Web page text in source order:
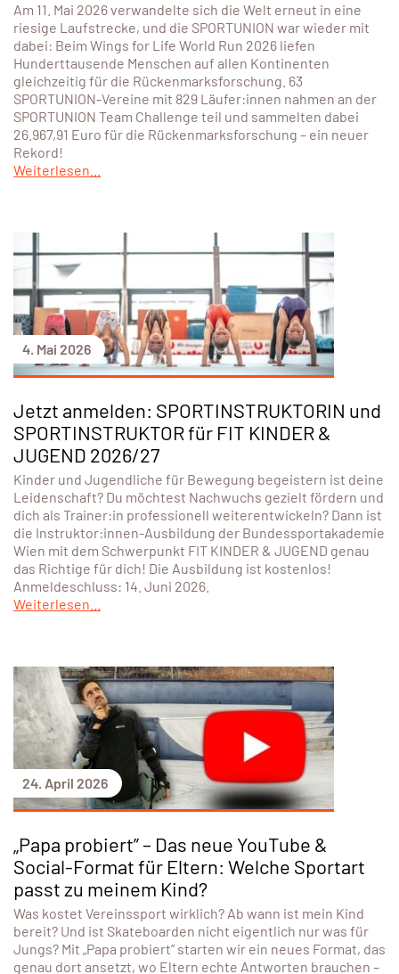
Am 11. Mai 2026 verwandelte sich die Welt erneut in eine
riesige Laufstrecke, und die SPORTUNION war wieder mit
dabei: Beim Wings for Life World Run 2026 liefen
Hunderttausende Menschen auf allen Kontinenten
gleichzeitig für die Rückenmarksforschung. 63
SPORTUNION-Vereine mit 829 Läufer:innen nahmen an der
SPORTUNION Team Challenge teil und sammelten dabei
26.967,91 Euro für die Rückenmarksforschung – ein neuer
Rekord!
Weiterlesen...
4. Mai 2026
Jetzt anmelden: SPORTINSTRUKTORIN und
SPORTINSTRUKTOR für FIT KINDER &
JUGEND 2026/27
Kinder und Jugendliche für Bewegung begeistern ist deine
Leidenschaft? Du möchtest Nachwuchs gezielt fördern und
dich als Trainer:in professionell weiterentwickeln? Dann ist
die Instruktor:innen-Ausbildung der Bundessportakademie
Wien mit dem Schwerpunkt FIT KINDER & JUGEND genau
das Richtige für dich! Die Ausbildung ist kostenlos!
Anmeldeschluss: 14. Juni 2026.
Weiterlesen...
24. April 2026
„Papa probiert” – Das neue YouTube &
Social-Format für Eltern: Welche Sportart
passt zu meinem Kind?
Was kostet Vereinssport wirklich? Ab wann ist mein Kind
bereit? Und ist Skateboarden nicht eigentlich nur was für
Jungs? Mit „Papa probiert” starten wir ein neues Format, das
genau dort ansetzt, wo Eltern echte Antworten brauchen –